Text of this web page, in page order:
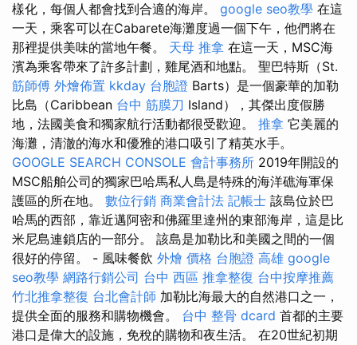
樣化，每個人都會找到合適的海岸。 google seo教學 在這
一天，乘客可以在Cabarete海灘度過一個下午，他們將在
那裡提供美味的當地午餐。 天母 推拿 在這一天，MSC海
濱為乘客帶來了許多計劃，雞尾酒和地點。 聖巴特斯（St.
筋師傅 外燴佈置 kkday 台胞證 Barts）是一個豪華的加勒
比島（Caribbean 台中 筋膜刀 Island），其傑出度假勝
地，法國美食和獨家航行活動都很受歡迎。 推拿 它美麗的
海灘，清澈的海水和優雅的港口吸引了精英水手。
GOOGLE SEARCH CONSOLE 會計事務所 2019年開設的
MSC船舶公司的獨家巴哈馬​​私人島是特殊的海洋礁海軍保
護區的所在地。 數位行銷 商業會計法 記帳士 該島位於巴
哈馬的西部，靠近邁阿密和佛羅里達州的東部海岸，這是比
米尼島連鎖店的一部分。 該島是加勒比和美國之間的一個
很好的停留。 - 風味餐飲 外燴 價格 台胞證 高雄 google
seo教學 網路行銷公司 台中 西區 推拿整復 台中按摩推薦
竹北推拿整復 台北會計師 加勒比海最大的自然港口之一，
提供全面的服務和購物機會。 台中 整骨 dcard 首都的主要
港口是偉大的設施，免稅的購物和夜生活。 在20世紀初期